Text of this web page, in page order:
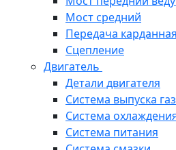
Мост средний
Передача карданная
Сцепление
Двигатель
Детали двигателя
Система выпуска
Система
Система питания